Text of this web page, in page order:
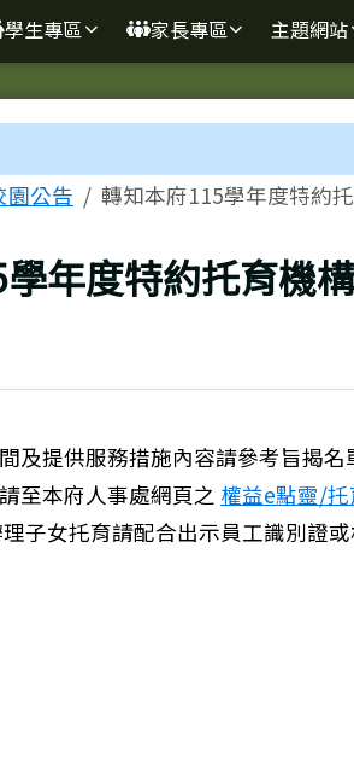
學生專區 家長專區 主題網站
園公告 轉知本府115學年度特約
年度特約托育機
西元2027年）政府行政機關辦公
及提供服務措施內容請參考旨揭名
至本府人事處網頁之 權益e點靈/
子女托育請配合出示員工識別證